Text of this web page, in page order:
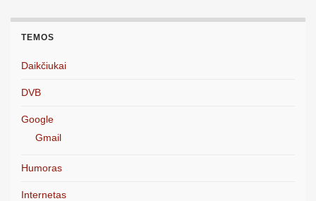
TEMOS
Daikčiukai
DVB
Google
Gmail
Humoras
Internetas